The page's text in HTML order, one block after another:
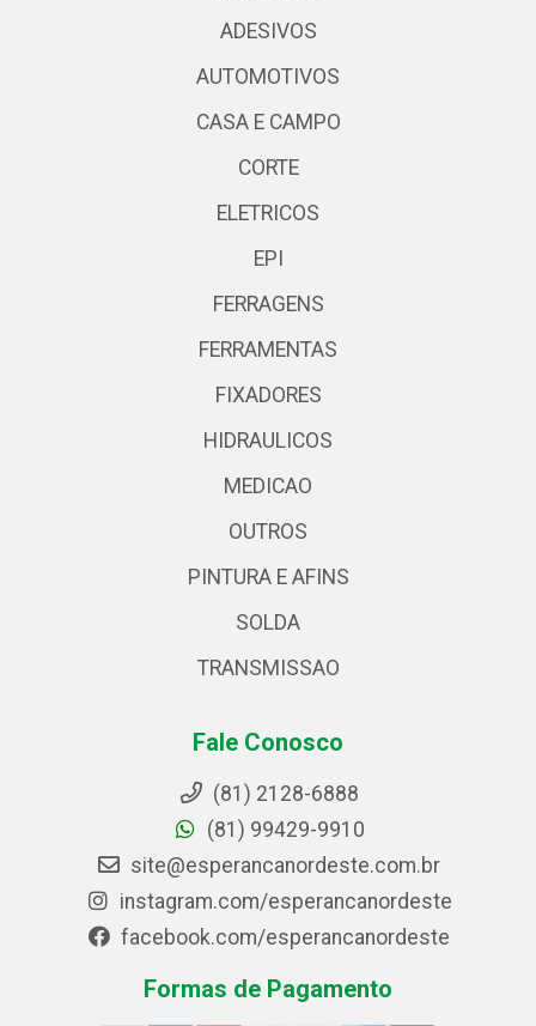
ADESIVOS
AUTOMOTIVOS
CASA E CAMPO
CORTE
ELETRICOS
EPI
FERRAGENS
FERRAMENTAS
FIXADORES
HIDRAULICOS
MEDICAO
OUTROS
PINTURA E AFINS
SOLDA
TRANSMISSAO
Fale Conosco
(81) 2128-6888
(81) 99429-9910
site@esperancanordeste.com.br
instagram.com/esperancanordeste
facebook.com/esperancanordeste
Formas de Pagamento